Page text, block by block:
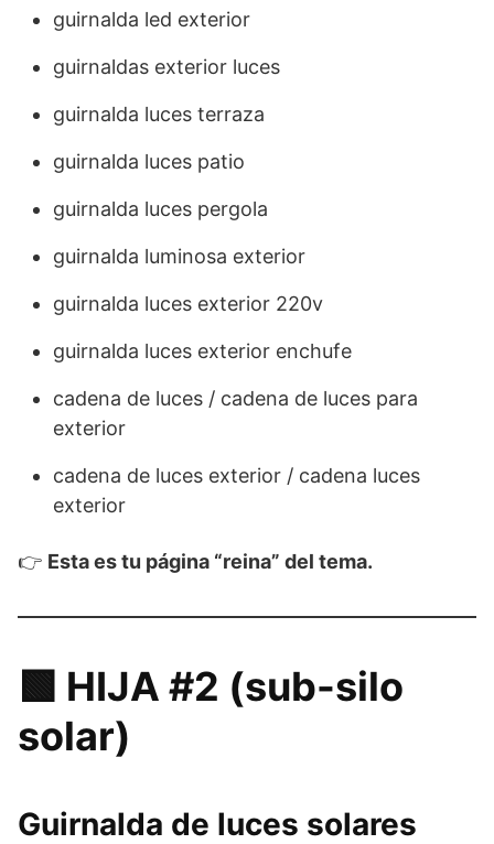
guirnalda led exterior
guirnaldas exterior luces
guirnalda luces terraza
guirnalda luces patio
guirnalda luces pergola
guirnalda luminosa exterior
guirnalda luces exterior 220v
guirnalda luces exterior enchufe
cadena de luces / cadena de luces para
exterior
cadena de luces exterior / cadena luces
exterior
👉 Esta es tu página “reina” del tema.
🟩 HIJA #2 (sub-silo
solar)
Guirnalda de luces solares